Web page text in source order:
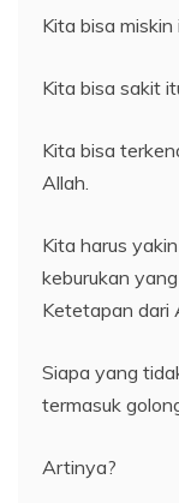
Kita bisa
Kita bisa sakit
Kita bisa
Allah.
Kita harus
keburukan
Ketetapan dari
Siapa yang
Artinya?